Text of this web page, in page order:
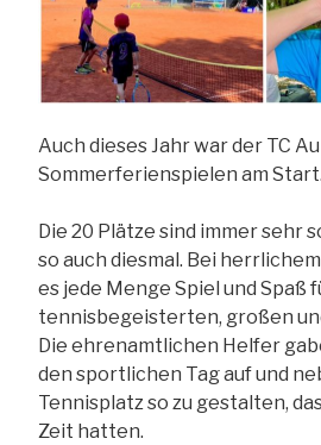
Auch dieses Jahr war der TC
Sommerferienspielen am Start.
Die 20 Plätze sind immer sehr
so auch diesmal. Bei
es jede Menge Spiel und Spaß
tennisbegeisterten, großen
Die ehrenamtlichen Helfer
den sportlichen Tag auf und
Tennisplatz so zu gestalten,
Zeit hatten.